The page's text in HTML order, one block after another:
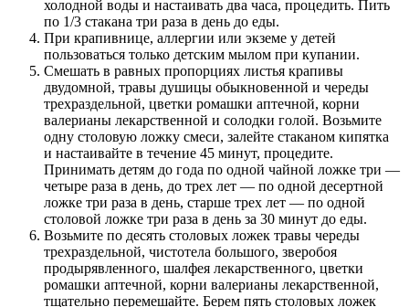
холодной воды и настаивать два часа, процедить. Пить
по 1/3 стакана три раза в день до еды.
При крапивнице, аллергии или экземе у детей
пользоваться только детским мылом при купании.
Смешать в равных пропорциях листья крапивы
двудомной, травы душицы обыкновенной и череды
трехраздельной, цветки ромашки аптечной, корни
валерианы лекарственной и солодки голой. Возьмите
одну столовую ложку смеси, залейте стаканом кипятка
и настаивайте в течение 45 минут, процедите.
Принимать детям до года по одной чайной ложке три —
четыре раза в день, до трех лет — по одной десертной
ложке три раза в день, старше трех лет — по одной
столовой ложке три раза в день за 30 минут до еды.
Возьмите по десять столовых ложек травы череды
трехраздельной, чистотела большого, зверобоя
продырявленного, шалфея лекарственного, цветки
ромашки аптечной, корни валерианы лекарственной,
тщательно перемешайте. Берем пять столовых ложек